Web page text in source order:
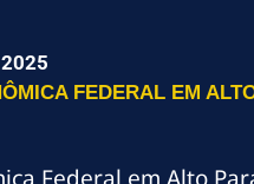
FEDERAL EM